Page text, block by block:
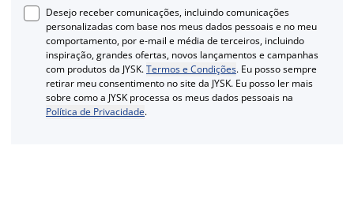
Desejo receber comunicações, incluindo comunicações
personalizadas com base nos meus dados pessoais e no meu
comportamento, por e-mail e média de terceiros, incluindo
inspiração, grandes ofertas, novos lançamentos e campanhas
com produtos da JYSK.Termos e Condições. Eu posso sempre
retirar meu consentimento no site da JYSK. Eu posso ler mais
sobre como a JYSK processa os meus dados pessoais na
Política de Privacidade.